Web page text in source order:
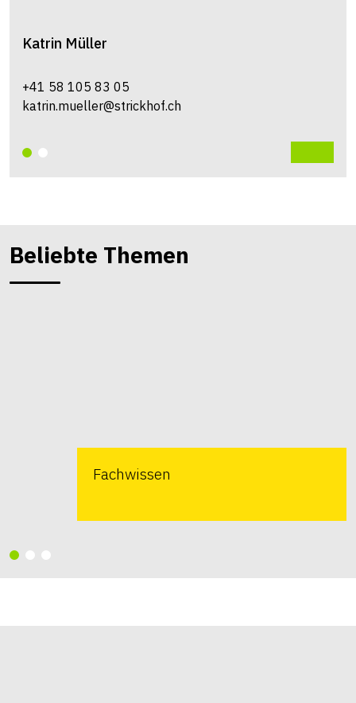
Katrin Müller
+41 58 105 83 05
katrin.mueller@strickhof.ch
Beliebte Themen
Fachwissen